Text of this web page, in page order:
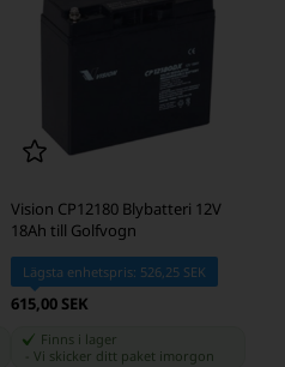
Vision CP12180 Blybatteri 12V
18Ah till Golfvogn
Lägsta enhetspris: 526,25 SEK
615,00 SEK
Finns i lager
Vi skicker ditt paket imorgon